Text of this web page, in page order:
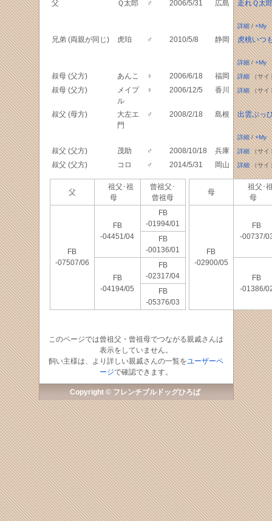
父
Ｑ太郎 ♂ 2006/5/31 広島 走れＱ太
詳細/+My
兄弟 (両親が同じ) 虎珀 ♂ 2010/5/8 静岡 虎桃いつ
詳細/+My
叔母 (父方) あんこ ♀ 2006/6/18 福岡 詳細（サイ
叔母 (父方)
メイプ
ル
♀ 2006/12/5 香川 詳細（サイ
叔父 (母方)
大左エ
門
♂ 2008/2/18 島根 出雲ぶっ
詳細/+My
叔父 (父方) 茂助 ♂ 2008/10/18 兵庫 詳細（サイ
叔父 (父方) コロ ♂ 2014/5/31 岡山 詳細（サイ
父
祖父･祖
母
曾祖父･
曾祖母
FB
-07507/06
FB
-04451/04
FB
-01994/01
FB
-00136/01
FB
-04194/05
FB
-02317/04
FB
-05376/03
母
祖父･
母
FB
-02900/05
FB
-00737/
FB
-01386/
このページでは曾祖父・曾祖母でつながる親戚さんは
表示をしていません。
飼い主様は、より詳しい親戚さんの一覧をユーザーペ
ージで確認できます。
Copyright © フレンチブルドッグひろば